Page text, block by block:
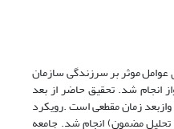
عوامل موثر بر سرزندگی سازمان
انجام شد. تحقیق حاضر از بعد
زمان مقطعی است .رویکرد
مضمون) انجام شد. جامعه